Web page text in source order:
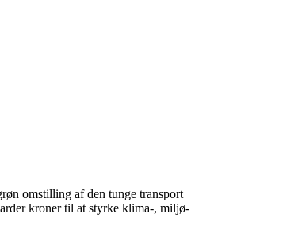
omstilling af den tunge transport
kroner til at styrke klima-, miljø-